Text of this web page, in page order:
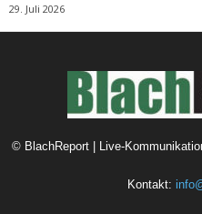
29. Juli 2026
© BlachReport | Live-
Kontakt: